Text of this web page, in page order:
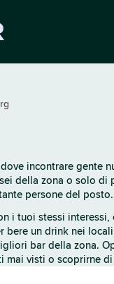
i
d
e
r
incontrare gente
della zona o solo di
persone del posto.
i tuoi stessi interessi,
bere un drink nei
bar della zona.
mai visti o scoprirne